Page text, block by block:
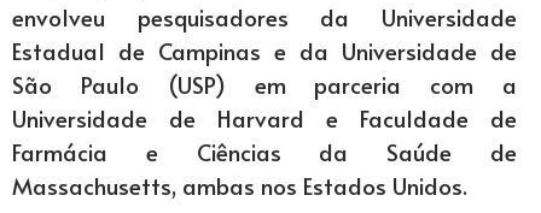
envolveu pesquisadores da Universidade
Estadual de Campinas e da Universidade de
São Paulo (USP) em parceria com a
Universidade de Harvard e Faculdade de
Farmácia e Ciências da Saúde de
Massachusetts, ambas nos Estados Unidos.